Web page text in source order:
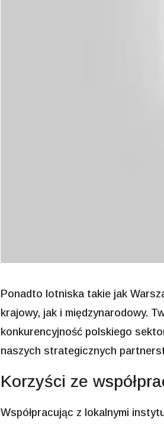
Ponadto lotniska takie jak
krajowy, jak i międzynarodowy.
konkurencyjność polskiego
naszych strategicznych
Korzyści ze
Współpracując z lokalnymi